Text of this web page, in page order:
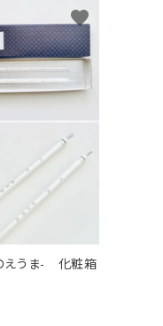
えうま- 化粧箱
favorite